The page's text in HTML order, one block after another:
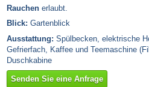
Rauchen erlaubt.
Blick: Gartenblick
Ausstattung: Spülbecken, elektrische
Gefrierfach, Kaffee und Teemaschine
Duschkabine
Senden Sie eine Anfrage